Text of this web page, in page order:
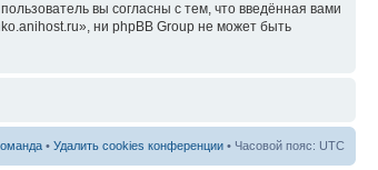
вы согласны с тем, что введённая вами
ни phpBB Group не может быть
• Удалить cookies конференции • Часовой пояс: UTC